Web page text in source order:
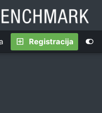
Registracija